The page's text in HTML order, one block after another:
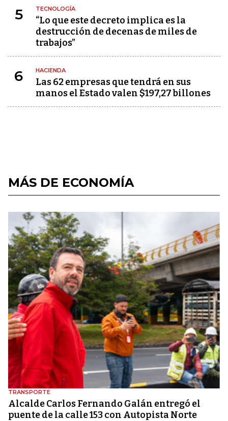
5 TECNOLOGÍA
“Lo que este decreto implica es la
destrucción de decenas de miles de
trabajos”
6 HACIENDA
Las 62 empresas que tendrá en sus
manos el Estado valen $197,27 billones
MÁS DE ECONOMÍA
TRANSPORTE
Alcalde Carlos Fernando Galán entregó el
puente de la calle 153 con Autopista Norte